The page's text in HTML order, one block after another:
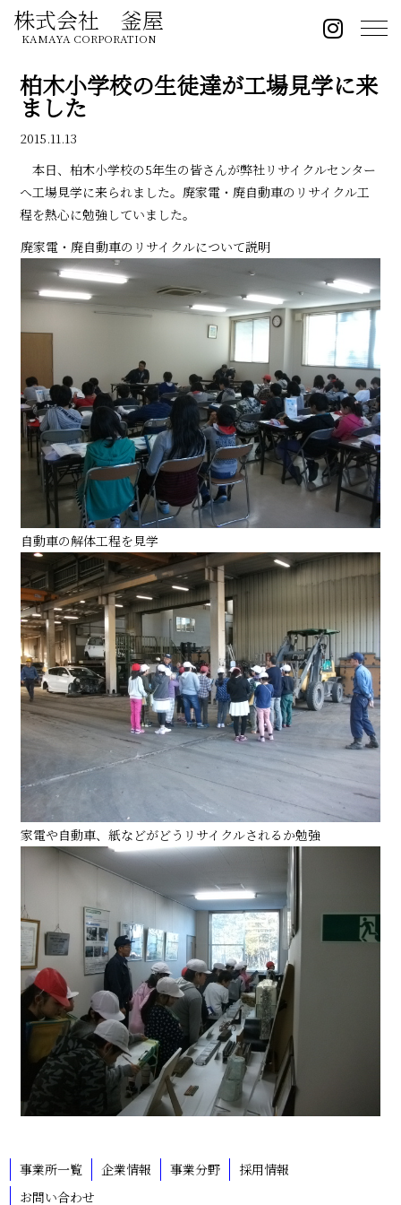
株式会社 釜屋
KAMAYA CORPORATION
柏木小学校の生徒達が工場見学に来
ました
2015.11.13
本日、柏木小学校の5年生の皆さんが弊社リサイクルセンター
へ工場見学に来られました。廃家電・廃自動車のリサイクル工
程を熱心に勉強していました。
廃家電・廃自動車のリサイクルについて説明
自動車の解体工程を見学
家電や自動車、紙などがどうリサイクルされるか勉強
事業所一覧 企業情報 事業分野
採用情報
お問い合わせ